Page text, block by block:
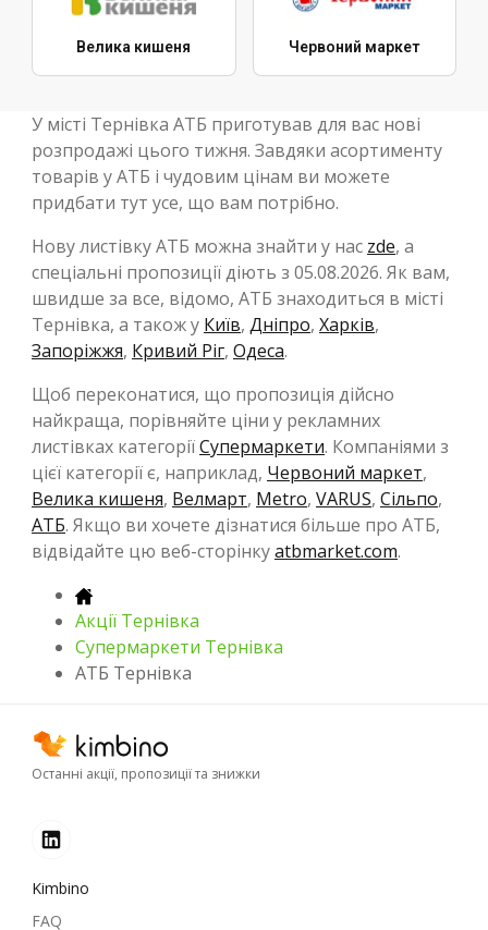
Велика кишеня Червоний маркет
У місті Тернівка АТБ приготував для вас нові
розпродажі цього тижня. Завдяки асортименту
товарів у АТБ і чудовим цінам ви можете
придбати тут усе, що вам потрібно.
Нову листівку АТБ можна знайти у нас zde, а
спеціальні пропозиції діють з 05.08.2026. Як вам,
швидше за все, відомо, АТБ знаходиться в місті
Тернівка, а також у Київ, Дніпро, Харків,
Запоріжжя, Кривий Ріг, Одеса.
Щоб переконатися, що пропозиція дійсно
найкраща, порівняйте ціни у рекламних
листівках категоріїСупермаркети. Компаніями з
цієї категорії є, наприклад, Червоний маркет,
Велика кишеня, Велмарт, Metro, VARUS, Сільпо,
АТБ. Якщо ви хочете дізнатися більше про АТБ,
відвідайте цю веб-сторінкуatbmarket.com.
Акції Тернівка
Супермаркети Тернівка
АТБ Тернівка
Останні акції, пропозиції та знижки
Kimbino
FAQ